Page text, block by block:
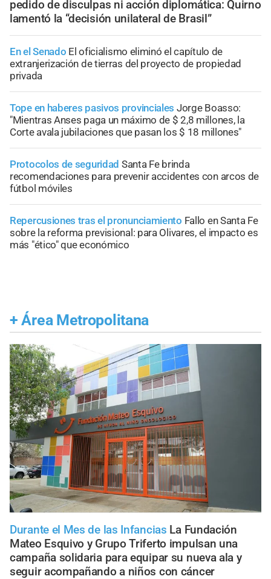
pedido de disculpas ni acción diplomática: Quirno
lamentó la “decisión unilateral de Brasil”
En el Senado El oficialismo eliminó el capítulo de
extranjerización de tierras del proyecto de propiedad
privada
Tope en haberes pasivos provinciales Jorge Boasso:
"Mientras Anses paga un máximo de $ 2,8 millones, la
Corte avala jubilaciones que pasan los $ 18 millones"
Protocolos de seguridad Santa Fe brinda
recomendaciones para prevenir accidentes con arcos de
fútbol móviles
Repercusiones tras el pronunciamiento Fallo en Santa Fe
sobre la reforma previsional: para Olivares, el impacto es
más "ético" que económico
+ Área Metropolitana
Durante el Mes de las Infancias La Fundación
Mateo Esquivo y Grupo Triferto impulsan una
campaña solidaria para equipar su nueva ala y
seguir acompañando a niños con cáncer